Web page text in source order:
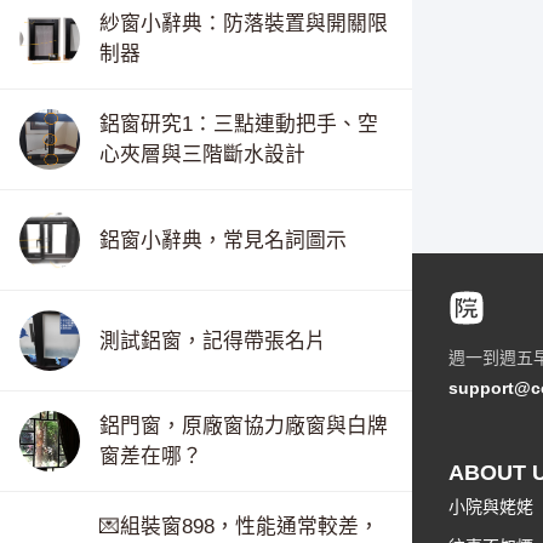
紗窗小辭典：防落裝置與開關限
制器
鋁窗研究1：三點連動把手、空
心夾層與三階斷水設計
鋁窗小辭典，常見名詞圖示
測試鋁窗，記得帶張名片
鋁門窗，原廠窗協力廠窗與白牌
窗差在哪？
💌組裝窗898，性能通常較差，
週一到週五
ABOUT
小院與姥姥